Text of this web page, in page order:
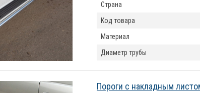
Страна
Код товара
Материал
Диаметр трубы
Пороги с накладным